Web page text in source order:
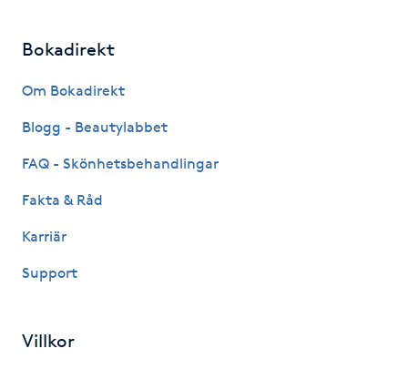
Pedikyr
Pensionärklippning
Permanent hårborttagning
Personlig tränare
Bokadirekt
Om Bokadirekt
Blogg - Beautylabbet
FAQ - Skönhetsbehandlingar
Fakta & Råd
Karriär
Support
Villkor